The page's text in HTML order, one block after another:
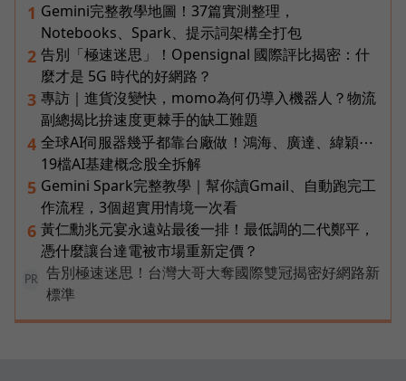
1 Gemini完整教學地圖！37篇實測整理，
Notebooks、Spark、提示詞架構全打包
2 告別「極速迷思」！Opensignal 國際評比揭密：什
麼才是 5G 時代的好網路？
3 專訪｜進貨沒變快，momo為何仍導入機器人？物流
副總揭比拚速度更棘手的缺工難題
4 全球AI伺服器幾乎都靠台廠做！鴻海、廣達、緯穎⋯
19檔AI基建概念股全拆解
5 Gemini Spark完整教學｜幫你讀Gmail、自動跑完工
作流程，3個超實用情境一次看
6 黃仁勳兆元宴永遠站最後一排！最低調的二代鄭平，
憑什麼讓台達電被市場重新定價？
PR
告別極速迷思！台灣大哥大奪國際雙冠揭密好網路新
標準